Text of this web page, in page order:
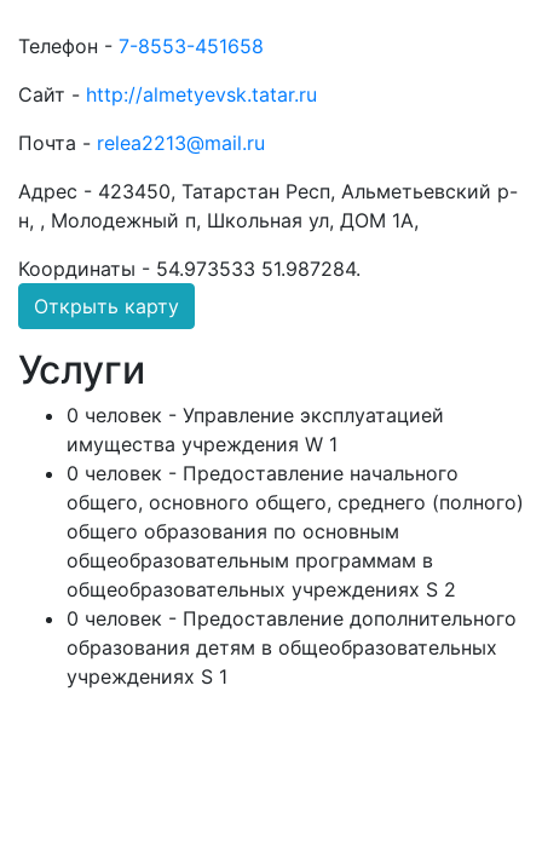
Телефон - 7-8553-451658
Сайт - http://almetyevsk.tatar.ru
Почта - relea2213@mail.ru
Адрес - 423450, Татарстан Респ, Альметьевский р-
н, , Молодежный п, Школьная ул, ДОМ 1А,
Координаты - 54.973533 51.987284.
Открыть карту
Услуги
0 человек - Управление эксплуатацией
имущества учреждения W 1
0 человек - Предоставление начального
общего, основного общего, среднего (полного)
общего образования по основным
общеобразовательным программам в
общеобразовательных учреждениях S 2
0 человек - Предоставление дополнительного
образования детям в общеобразовательных
учреждениях S 1